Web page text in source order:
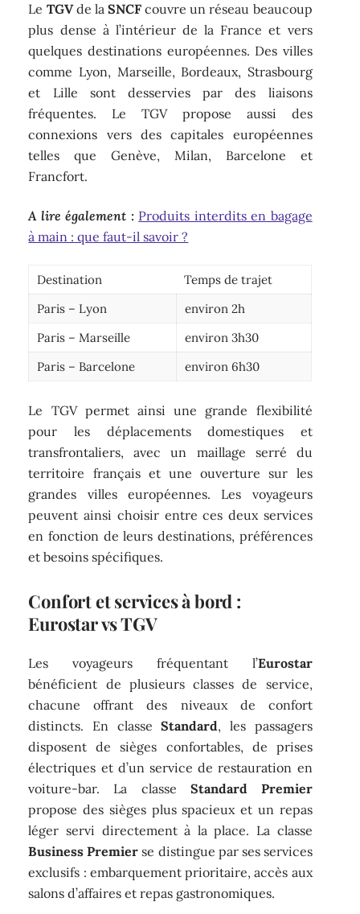
Le TGVde laSNCF couvre un réseau beaucoup
plus dense à l’intérieur de la France et vers
quelques destinations européennes. Des villes
comme Lyon, Marseille, Bordeaux, Strasbourg
et Lille sont desservies par des liaisons
fréquentes. Le TGV propose aussi des
connexions vers des capitales européennes
telles que Genève, Milan, Barcelone et
Francfort.
A lire également : Produits interdits en bagage
à main : que faut-il savoir ?
Destination
Temps de trajet
Paris – Lyon
environ 2h
Paris – Marseille
environ 3h30
Paris – Barcelone
environ 6h30
Le TGV permet ainsi une grande flexibilité
pour les déplacements domestiques et
transfrontaliers, avec un maillage serré du
territoire français et une ouverture sur les
grandes villes européennes. Les voyageurs
peuvent ainsi choisir entre ces deux services
en fonction de leurs destinations, préférences
et besoins spécifiques.
Confort et services à bord :
Eurostar vs TGV
Les voyageurs fréquentant l’Eurostar
bénéficient de plusieurs classes de service,
chacune offrant des niveaux de confort
distincts. En classeStandard, les passagers
disposent de sièges confortables, de prises
électriques et d’un service de restauration en
voiture-bar. La classe Standard Premier
propose des sièges plus spacieux et un repas
léger servi directement à la place. La classe
Business Premier se distingue par ses services
exclusifs : embarquement prioritaire, accès aux
salons d’affaires et repas gastronomiques.